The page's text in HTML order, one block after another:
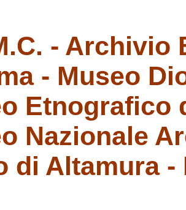
- Archivio
- Museo
Etnografico
Nazionale
di Altamura -